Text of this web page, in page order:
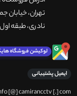
تهران، خيابان
نادری، طبقه اول، پلاک 1
لوکیشن فروشگاه
ایمیل پشتیبانی
[@] camirancctv [.] com